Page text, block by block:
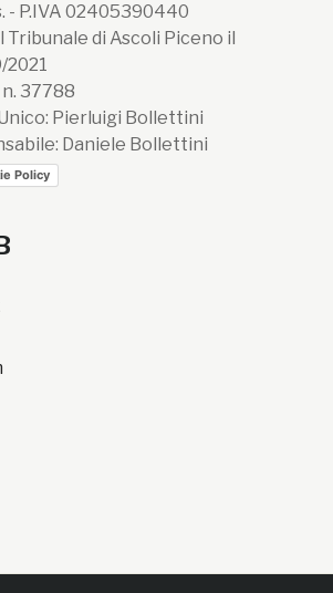
- P.IVA 02405390440
di Ascoli Piceno il
2021
n. 37788
Pierluigi Bollettini
Daniele Bollettini
Policy